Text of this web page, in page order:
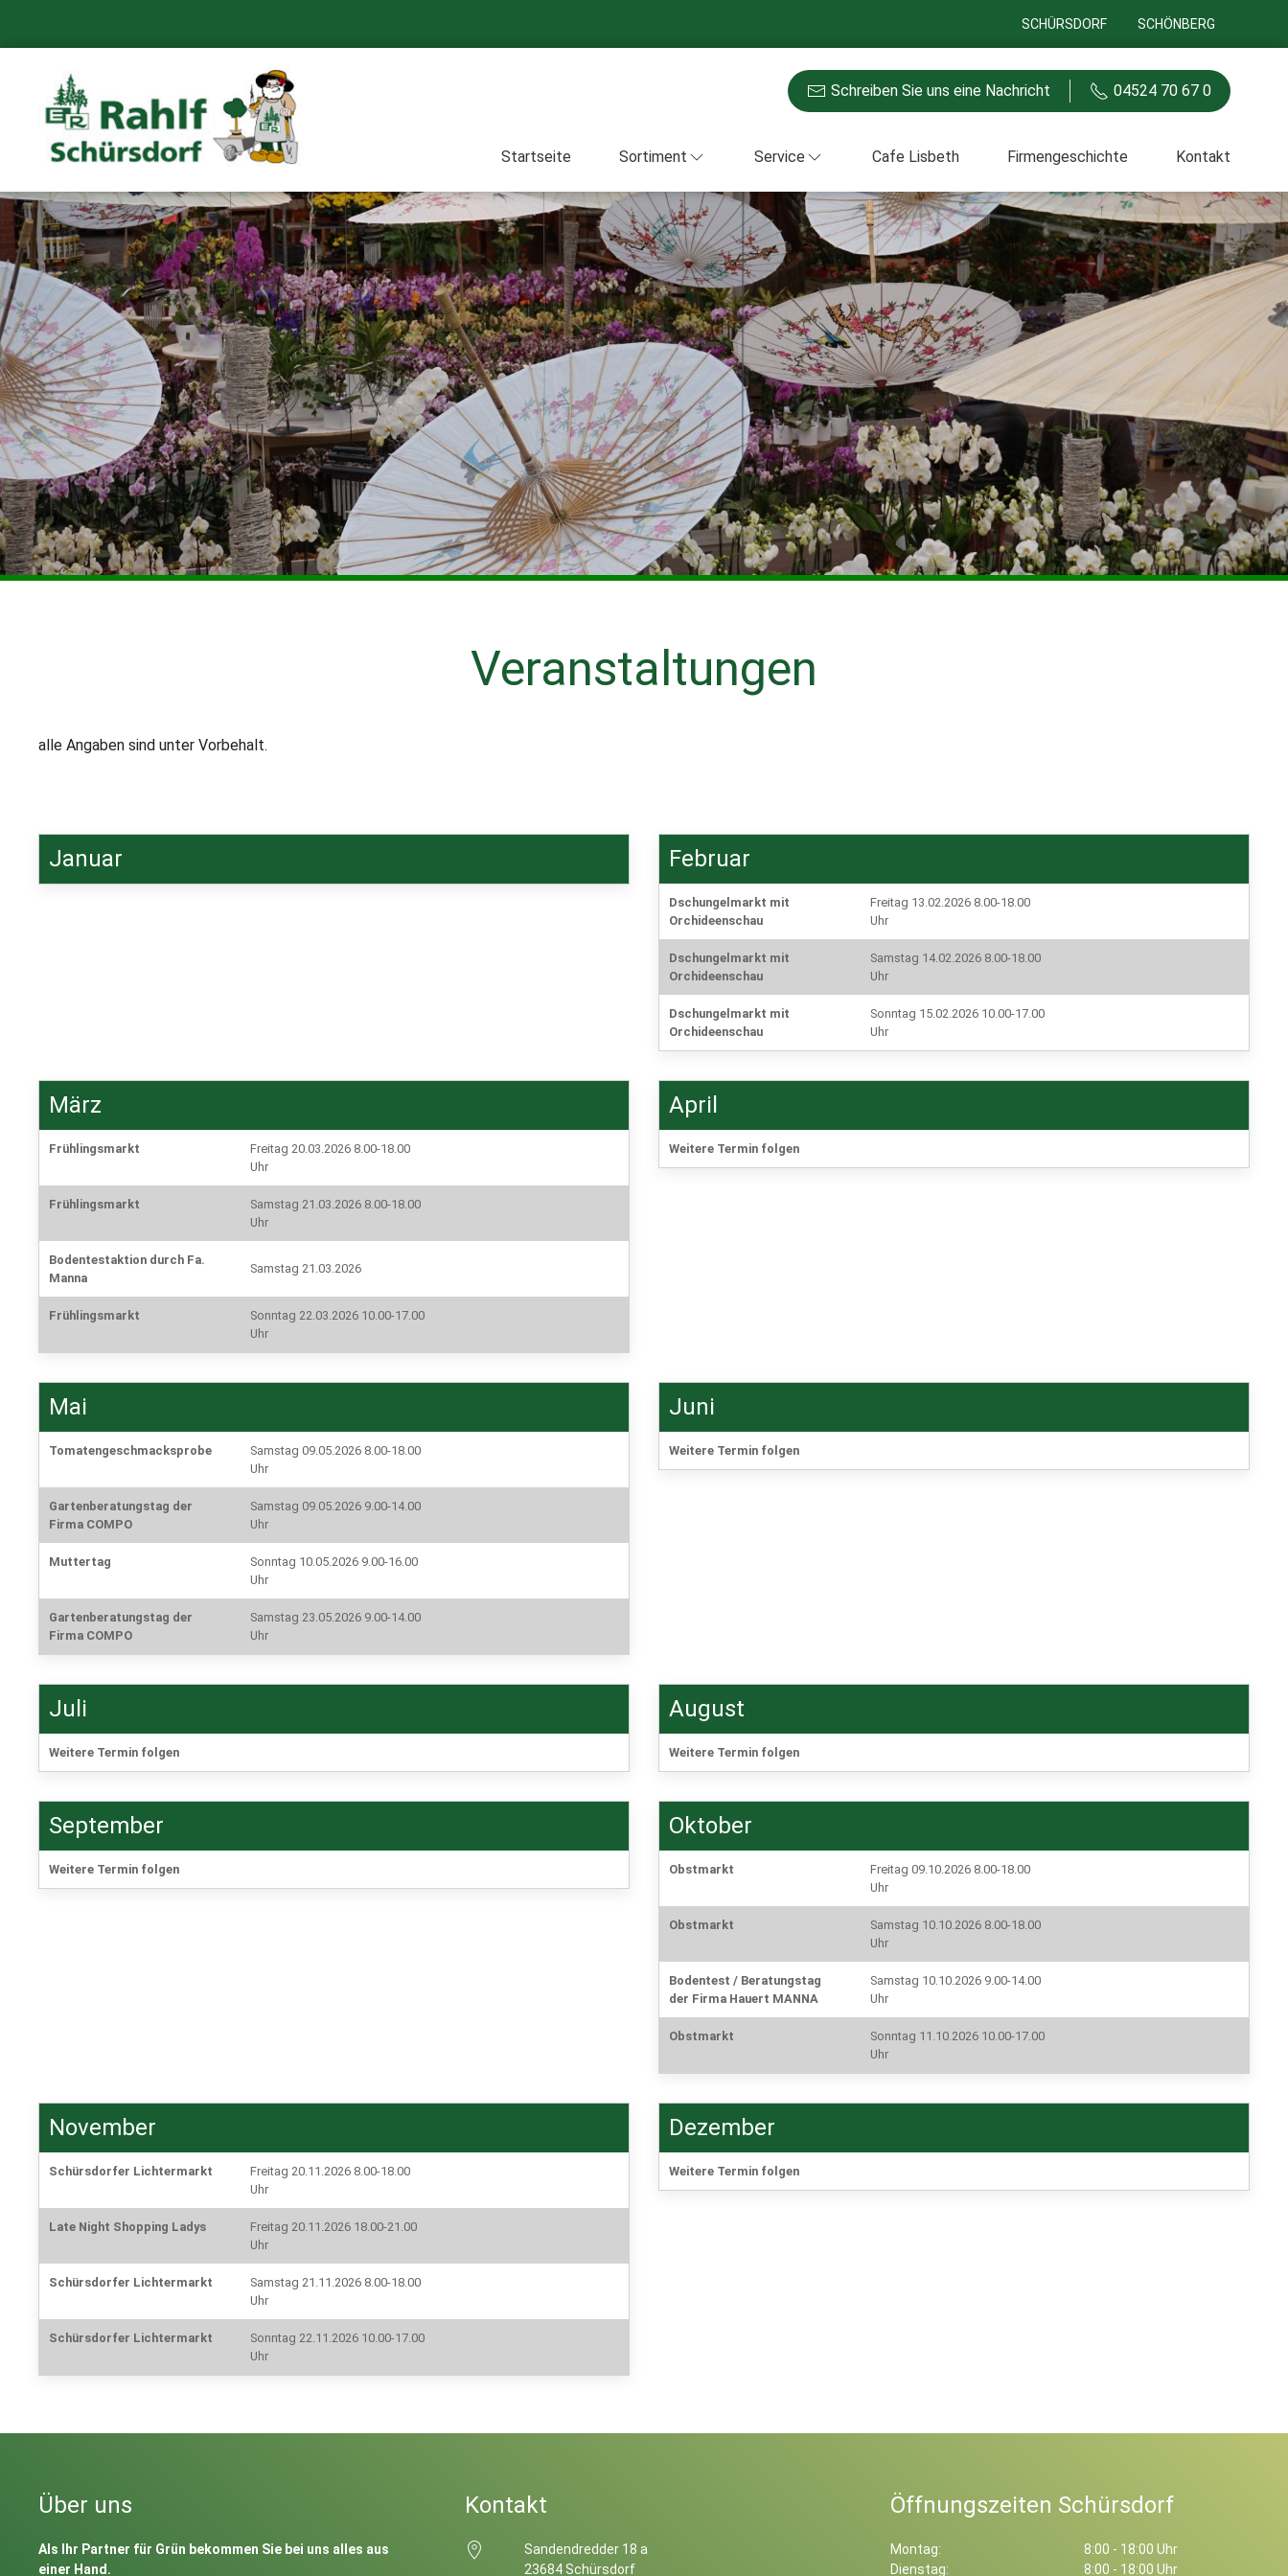
SCHÜRSDORF SCHÖNBERG
Schreiben Sie uns eine Nachricht 04524 70 67 0
Startseite Sortiment Service Cafe Lisbeth Firmengeschichte Kontakt
Veranstaltungen
alle Angaben sind unter Vorbehalt.
Januar Februar
Dschungelmarkt mit
Orchideenschau
Freitag 13.02.2026 8.00-18.00
Uhr
Dschungelmarkt mit
Orchideenschau
Samstag 14.02.2026 8.00-18.00
Uhr
Dschungelmarkt mit
Orchideenschau
Sonntag 15.02.2026 10.00-17.00
Uhr
März
Frühlingsmarkt
Freitag 20.03.2026 8.00-18.00
Uhr
Frühlingsmarkt
Samstag 21.03.2026 8.00-18.00
Uhr
Bodentestaktion durch Fa.
Manna
Samstag 21.03.2026
Frühlingsmarkt
Sonntag 22.03.2026 10.00-17.00
Uhr
April
Weitere Termin folgen
Mai
Tomatengeschmacksprobe
Samstag 09.05.2026 8.00-18.00
Uhr
Gartenberatungstag der
Firma COMPO
Samstag 09.05.2026 9.00-14.00
Uhr
Muttertag
Sonntag 10.05.2026 9.00-16.00
Uhr
Gartenberatungstag der
Firma COMPO
Samstag 23.05.2026 9.00-14.00
Uhr
Juni
Weitere Termin folgen
Juli
Weitere Termin folgen
August
Weitere Termin folgen
September
Weitere Termin folgen
Oktober
Obstmarkt
Freitag 09.10.2026 8.00-18.00
Uhr
Obstmarkt
Samstag 10.10.2026 8.00-18.00
Uhr
Bodentest / Beratungstag
der Firma Hauert MANNA
Samstag 10.10.2026 9.00-14.00
Uhr
Obstmarkt
Sonntag 11.10.2026 10.00-17.00
Uhr
November
Schürsdorfer Lichtermarkt
Freitag 20.11.2026 8.00-18.00
Uhr
Late Night Shopping Ladys
Freitag 20.11.2026 18.00-21.00
Uhr
Schürsdorfer Lichtermarkt
Samstag 21.11.2026 8.00-18.00
Uhr
Schürsdorfer Lichtermarkt
Sonntag 22.11.2026 10.00-17.00
Uhr
Dezember
Weitere Termin folgen
Über uns
Als Ihr Partner für Grün bekommen Sie bei uns alles aus
einer Hand.
Kontakt
Sandendredder 18 a
23684 Schürsdorf
Öffnungszeiten Schürsdorf
Montag:
Dienstag:
8:00 - 18:00 Uhr
8:00 - 18:00 Uhr